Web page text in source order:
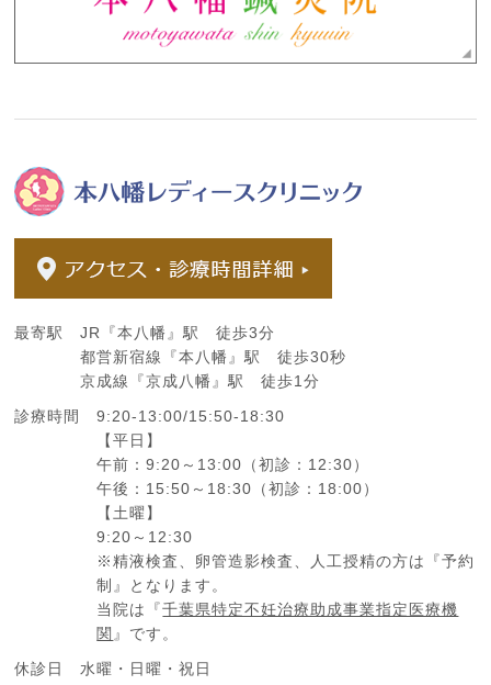
最寄駅
JR『本八幡』駅 徒歩3分
都営新宿線『本八幡』駅 徒歩30秒
京成線『京成八幡』駅 徒歩1分
診療時間
9:20-13:00/15:50-18:30
【平日】
午前：9:20～13:00（初診：12:30）
午後：15:50～18:30（初診：18:00）
【土曜】
9:20～12:30
※精液検査、卵管造影検査、人工授精の方は『予約
制』となります。
当院は『千葉県特定不妊治療助成事業指定医療機
関 』です。
休診日
水曜・日曜・祝日